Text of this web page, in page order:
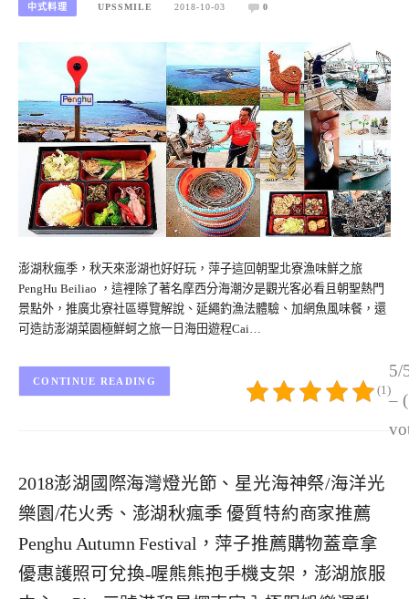
中式料理 UPSSMILE 2018-10-03 0
澎湖秋瘋季，秋天來澎湖也好好玩，萍子這回朝聖北寮漁味鮮之旅
PengHu Beiliao ，這裡除了著名摩西分海潮汐是觀光客必看且朝聖熱門
景點外，推廣北寮社區導覽解說、延繩釣漁法體驗、加網魚風味餐，還
可造訪澎湖菜園極鮮蚵之旅一日海田遊程Cai…
5/
–
(1)
CONTINUE READING
2018澎湖國際海灣燈光節、星光海神祭/海洋光
樂園/花火秀、澎湖秋瘋季 優質特約商家推薦
Penghu Autumn Festival，萍子推薦購物蓋章拿
優惠護照可兌換-喔熊熊抱手機支架，澎湖旅服